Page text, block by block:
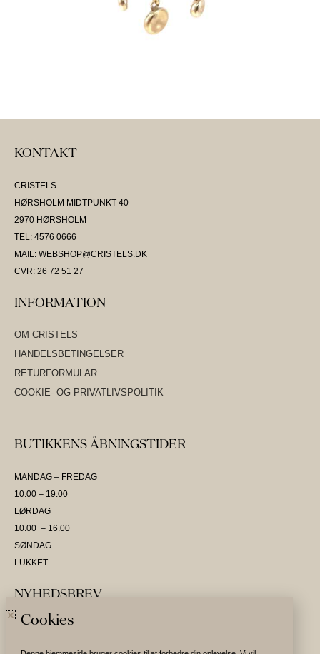
KONTAKT
CRISTELS
HØRSHOLM MIDTPUNKT 40
2970 HØRSHOLM
TEL: 4576 0666
MAIL: WEBSHOP@CRISTELS.DK
CVR: 26 72 51 27
INFORMATION
OM CRISTELS
HANDELSBETINGELSER
RETURFORMULAR
COOKIE- OG PRIVATLIVSPOLITIK
BUTIKKENS ÅBNINGSTIDER
MANDAG – FREDAG
10.00 – 19.00
LØRDAG
10.00 – 16.00
SØNDAG
LUKKET
NYHEDSBREV
Cookies